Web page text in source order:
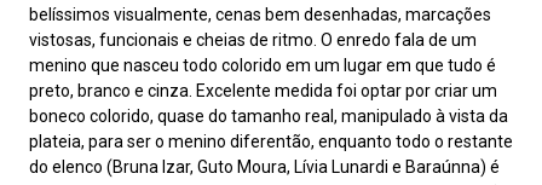
belíssimos visualmente, cenas bem desenhadas, marcações
vistosas, funcionais e cheias de ritmo. O enredo fala de um
menino que nasceu todo colorido em um lugar em que tudo é
preto, branco e cinza. Excelente medida foi optar por criar um
boneco colorido, quase do tamanho real, manipulado à vista da
plateia, para ser o menino diferentão, enquanto todo o restante
do elenco (Bruna Izar, Guto Moura, Lívia Lunardi e Baraúnna) é